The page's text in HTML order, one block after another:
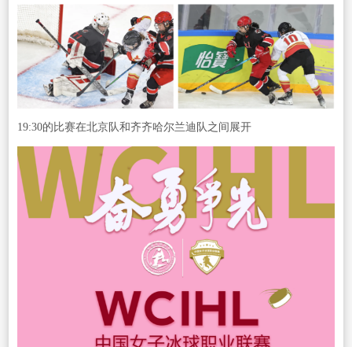
19:30的比赛在北京队和齐齐哈尔兰迪队之间展开